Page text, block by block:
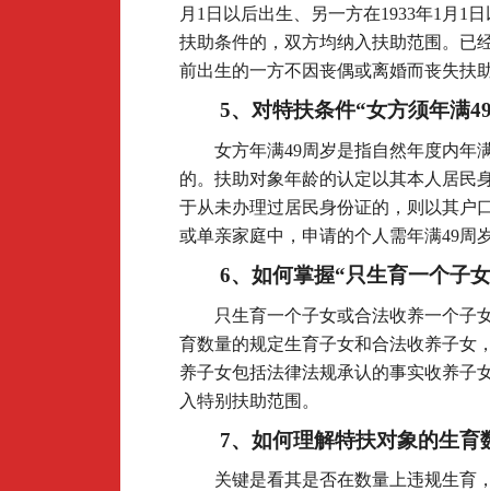
月1日以后出生、另一方在1933年1月1
扶助条件的，双方均纳入扶助范围。已
前出生的一方不因丧偶或离婚而丧失扶
5、对特扶条件“女方须年满
女方年满49周岁是指自然年度内年
的。扶助对象年龄的认定以其本人居民
于从未办理过居民身份证的，则以其户
或单亲家庭中，申请的个人需年满49周
6、如何掌握“只生育一个子
只生育一个子女或合法收养一个子
育数量的规定生育子女和合法收养子女
养子女包括法律法规承认的事实收养子
入特别扶助范围。
7、如何理解特扶对象的生育
关键是看其是否在数量上违规生育